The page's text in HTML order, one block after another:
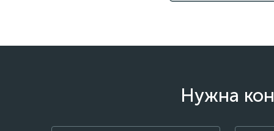
Нужна